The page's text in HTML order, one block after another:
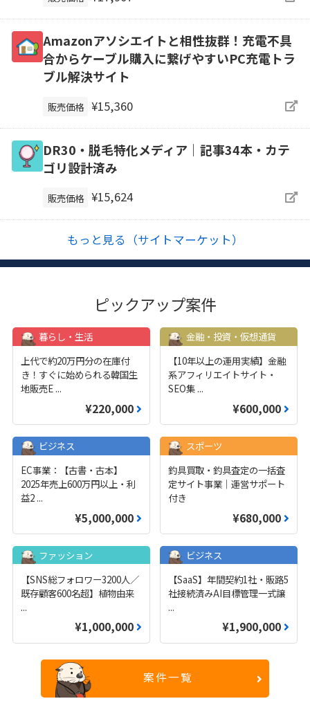
Amazonアソシエイトと相性抜群！充電不具
合からケーブル購入に繋げやすいPC充電トラ
ブル解決サイト
販売価格 ¥15,360
DR30・脱毛特化メディア｜記事34本・カテ
ゴリ設計済み
販売価格 ¥15,624
もっと見る（サイトマーケット）
ピックアップ案件
暮らし・生活
上代で約20万円分の在庫付
き！すぐに始められる韓国生
地販売E ...
¥220,000
金融・投資・仮想通貨
【10年以上の運用実績】金融
系アフィリエイトサイト・
SEO集 ...
¥600,000
ビジネス
EC事業：【古書・古本】
2025年売上600万円以上・利
益2 ...
¥5,000,000
スポーツ
釣具買取・釣具査定の一括査
定サイト事業｜運営サポート
付き
¥680,000
ファッション
【SNS総フォロワー3200人／
既存顧客600名超】植物由来
...
¥1,000,000
ビジネス
【SaaS】年間契約1社・販路5
社接続済みAI目標管理一式譲
...
¥1,900,000
案件一覧